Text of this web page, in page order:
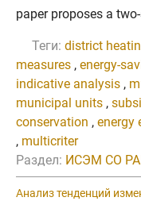
paper proposes a
Теги: district
measures , energy-
indicative analysis ,
municipal units ,
conservation , energy
, multicriter
Раздел: ИСЭМ СО
Анализ тенденций